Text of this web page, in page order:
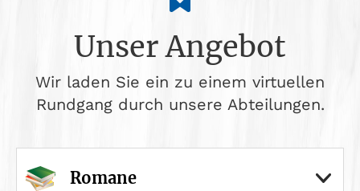
Unser Angebot
Wir laden Sie ein zu einem virtuellen
Rundgang durch unsere Abteilungen.
Romane